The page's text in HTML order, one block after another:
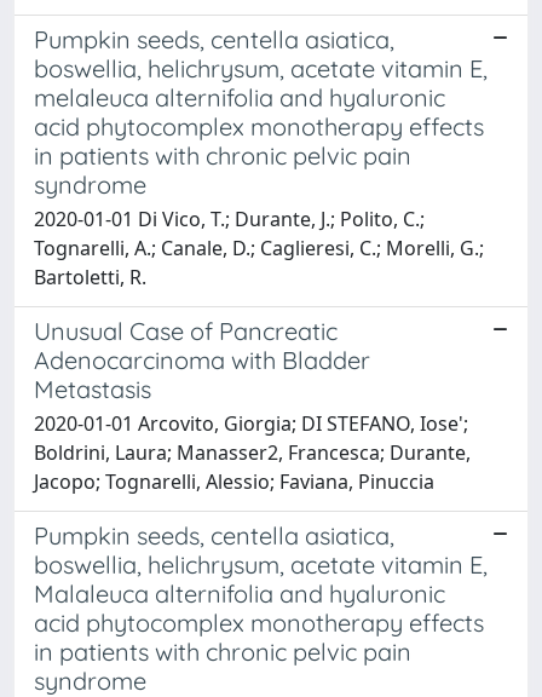
Pumpkin seeds, centella asiatica,
boswellia, helichrysum, acetate vitamin E,
melaleuca alternifolia and hyaluronic
acid phytocomplex monotherapy effects
in patients with chronic pelvic pain
syndrome
2020-01-01 Di Vico, T.; Durante, J.; Polito, C.;
Tognarelli, A.; Canale, D.; Caglieresi, C.; Morelli, G.;
Bartoletti, R.
Unusual Case of Pancreatic
Adenocarcinoma with Bladder
Metastasis
2020-01-01 Arcovito, Giorgia; DI STEFANO, Iose';
Boldrini, Laura; Manasser2, Francesca; Durante,
Jacopo; Tognarelli, Alessio; Faviana, Pinuccia
Pumpkin seeds, centella asiatica,
boswellia, helichrysum, acetate vitamin E,
Malaleuca alternifolia and hyaluronic
acid phytocomplex monotherapy effects
in patients with chronic pelvic pain
syndrome